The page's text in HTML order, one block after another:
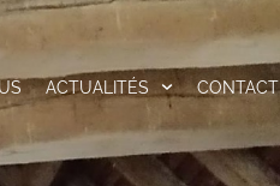
ACTUALITÉS CONTACT